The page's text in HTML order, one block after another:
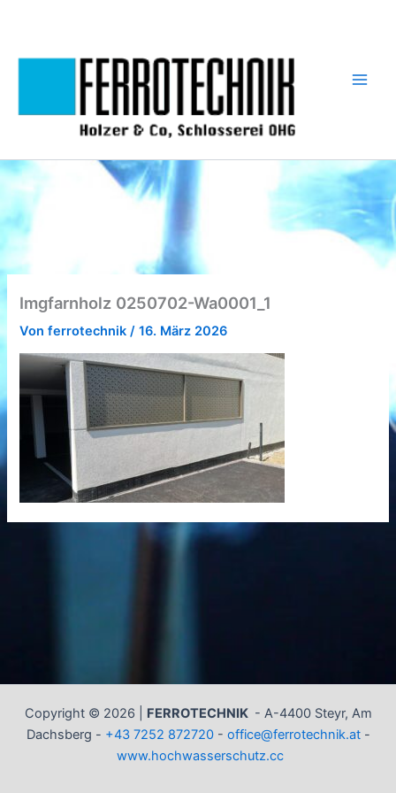
Imgfarnholz 0250702-Wa0001_1
Vonferrotechnik /16. März 2026
Copyright © 2026 | FERROTECHNIK - A-4400 Steyr, Am
Dachsberg - +43 7252 872720- office@ferrotechnik.at-
www.hochwasserschutz.cc